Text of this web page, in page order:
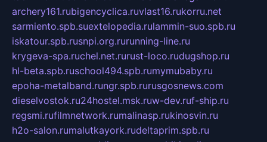
archery161.rubigencyclica.ruvlast16.rukorru.net
sarmiento.spb.suextelopedia.rulammin-suo.spb.ru
iskatour.spb.rusnpi.org.rurunning-line.ru
krygeva-spa.ruchel.net.rurust-loco.rudugshop.ru
hl-beta.spb.ruschool494.spb.rumymubaby.ru
epoha-metalband.rungr.spb.rurusgosnews.com
dieselvostok.ru24hostel.msk.ruw-dev.ruf-ship.ru
regsmi.rufilmnetwork.rumalinasp.rukinosvin.ru
h2o-salon.rumalutkayork.rudeltaprim.spb.ru